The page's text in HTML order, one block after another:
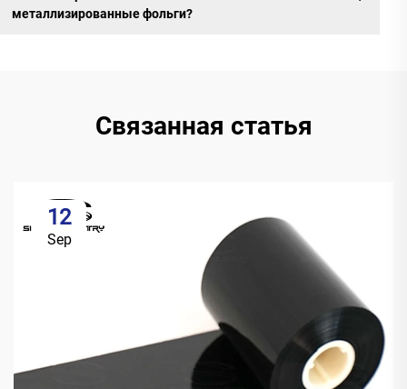
металлизированные фольги?
Связанная статья
12
Sep